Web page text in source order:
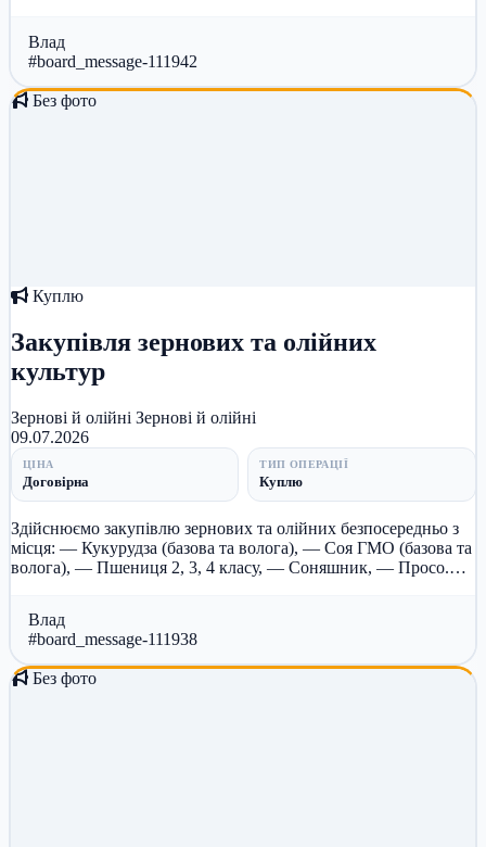
Влад
#board_message-111942
Без фото
Куплю
Закупівля зернових та олійних
культур
Зернові й олійні Зернові й олійні
09.07.2026
ЦІНА
Договірна
ТИП ОПЕРАЦІЇ
Куплю
Здійснюємо закупівлю зернових та олійних безпосередньо з
місця: — Кукурудза (базова та волога), — Соя ГМО (базова та
волога), — Пшениця 2, 3, 4 класу, — Соняшник, — Просо.
Влад
#board_message-111938
Без фото